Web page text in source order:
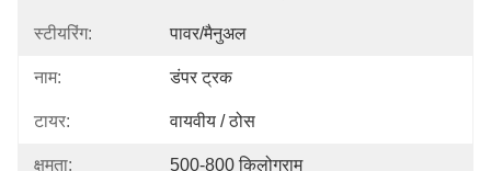
स्टीयरिंग: पावर/मैनुअल
नाम: डंपर ट्रक
टायर: वायवीय / ठोस
क्षमता: 500-800 किलोग्राम